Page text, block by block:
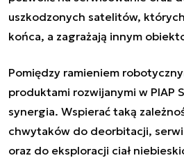
uszkodzonych satelitów,
końca, a zagrażają innym
Pomiędzy ramieniem
produktami rozwijanymi w PIAP
synergia. Wspierać taką
chwytaków do deorbitacji,
oraz do eksploracji ciał